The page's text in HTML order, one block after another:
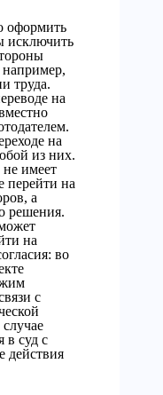
оформить
исключить
труда.
на
на
из них.
имеет
перейти на
а
решения.
на
во
с
в суд с
действия